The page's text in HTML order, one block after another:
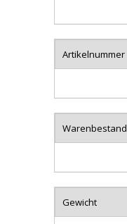
Artikelnummer
Warenbestand
Gewicht